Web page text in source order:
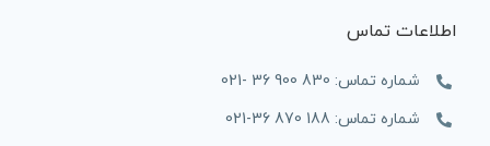
اطلاعات تماس
شماره تماس: 830 900 36 -021
شماره تماس: 188 870 36-021